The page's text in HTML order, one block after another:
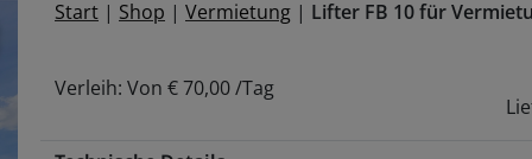
für Lifter FB 10 für Vermietung öffnen
Start | Shop | Vermietung | Lifter FB 10 für
Verleih: Von €70,00/Tag